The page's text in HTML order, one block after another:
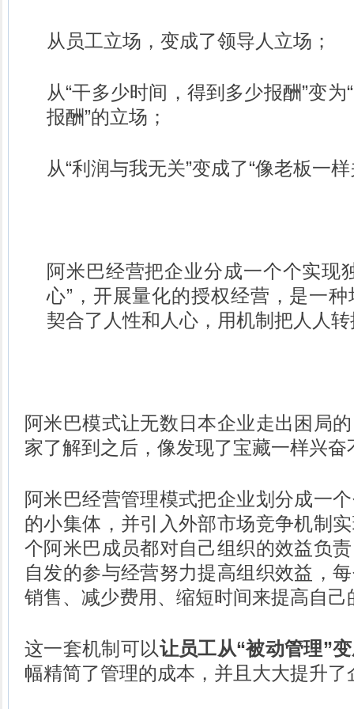
从员工立场，变成了领导人立场；
从“干多少时间，得到多少报酬”变
报酬”的立场；
从“利润与我无关”变成了“像老板一
阿米巴经营把企业分成一个个实现
心”，开展量化的授权经营，是一
契合了人性和人心，用机制把人人
阿米巴模式让无数日本企业走出困局
家了解到之后，像发现了宝藏一样兴奋
阿米巴经营管理模式把企业划分成一
的小集体，并引入外部市场竞争机制
个阿米巴成员都对自己组织的效益负
自发的参与经营努力提高组织效益，
销售、减少费用、缩短时间来提高自己
这一套机制可以让员工从“被动管理”
幅精简了管理的成本，并且大大提升